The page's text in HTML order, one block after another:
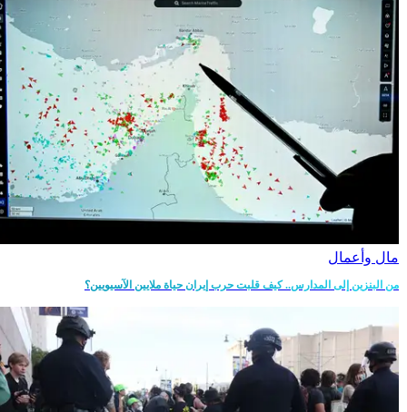
مال وأعمال
من البنزين إلى المدارس.. كيف قلبت حرب إيران حياة ملايين الآسيويين؟